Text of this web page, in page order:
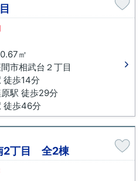
㎡
市相武台２丁目
徒歩14分
駅 徒歩29分
徒歩46分
2丁目 全2棟